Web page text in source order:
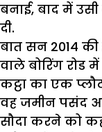
बनाई, बाद में
दी.
बात सन 2014
वाले बोरिंग रोड
कट्ठा का एक
वह जमीन पसंद आ
सौदा करने को